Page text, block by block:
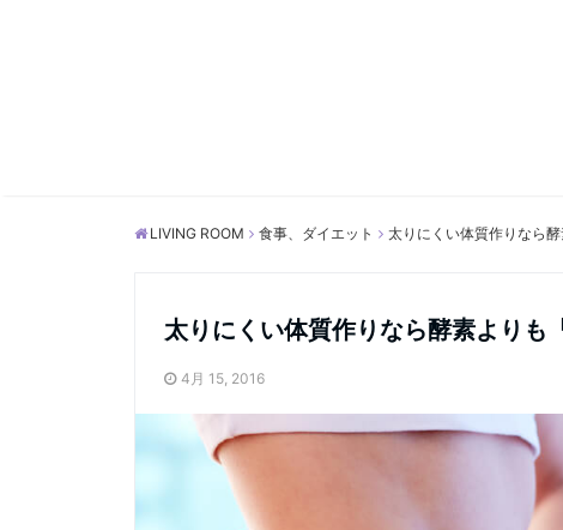
LIVING ROOM 食事、ダイエット 太りにくい体質作りなら
太りにくい体質作りなら酵素よりも
4月 15, 2016